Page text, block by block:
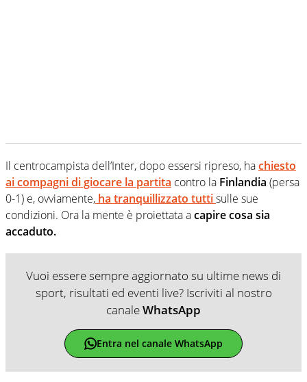
Il centrocampista dell’Inter, dopo essersi ripreso, hachiesto
ai compagni di giocare la partita contro la Finlandia (persa
0-1) e, ovviamente, ha tranquillizzato tuttisulle sue
condizioni. Ora la mente è proiettata acapire cosa sia
accaduto.
Vuoi essere sempre aggiornato su ultime news di
sport, risultati ed eventi live? Iscriviti al nostro
canaleWhatsApp
Entra nel canale WhatsApp